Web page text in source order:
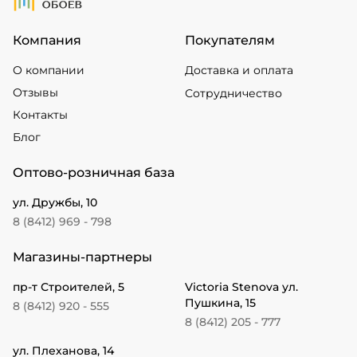
Компания
О компании
Отзывы
Контакты
Блог
Покупателям
Доставка и оплата
Сотрудничество
Оптово-розничная база
ул. Дружбы, 10
8 (8412) 969 - 798
Магазины-партнеры
пр-т Строителей, 5
8 (8412) 920 - 555
Victoria Stenova ул.
Пушкина, 15
8 (8412) 205 - 777
ул. Плеханова, 14